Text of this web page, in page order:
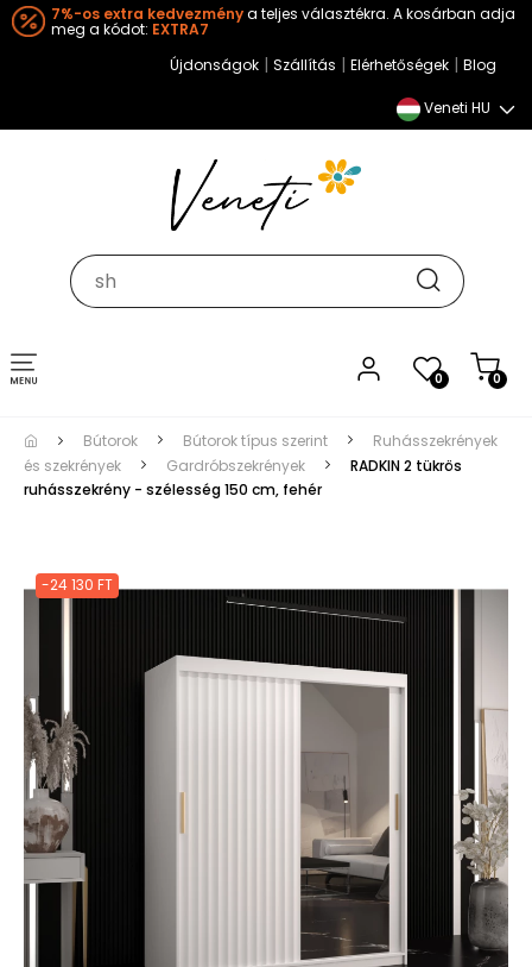
7%-os extra kedvezménya teljes választékra. A kosárban adja
meg a kódot: EXTRA7
Újdonságok | Szállítás | Elérhetőségek | Blog
Veneti HU
0 0
Toggle
navigation
Bútorok Bútorok típus szerint
Ruhásszekrények
és szekrények
Gardróbszekrények
RADKIN 2 tükrös
ruhásszekrény - szélesség 150 cm, fehér
-24 130 FT